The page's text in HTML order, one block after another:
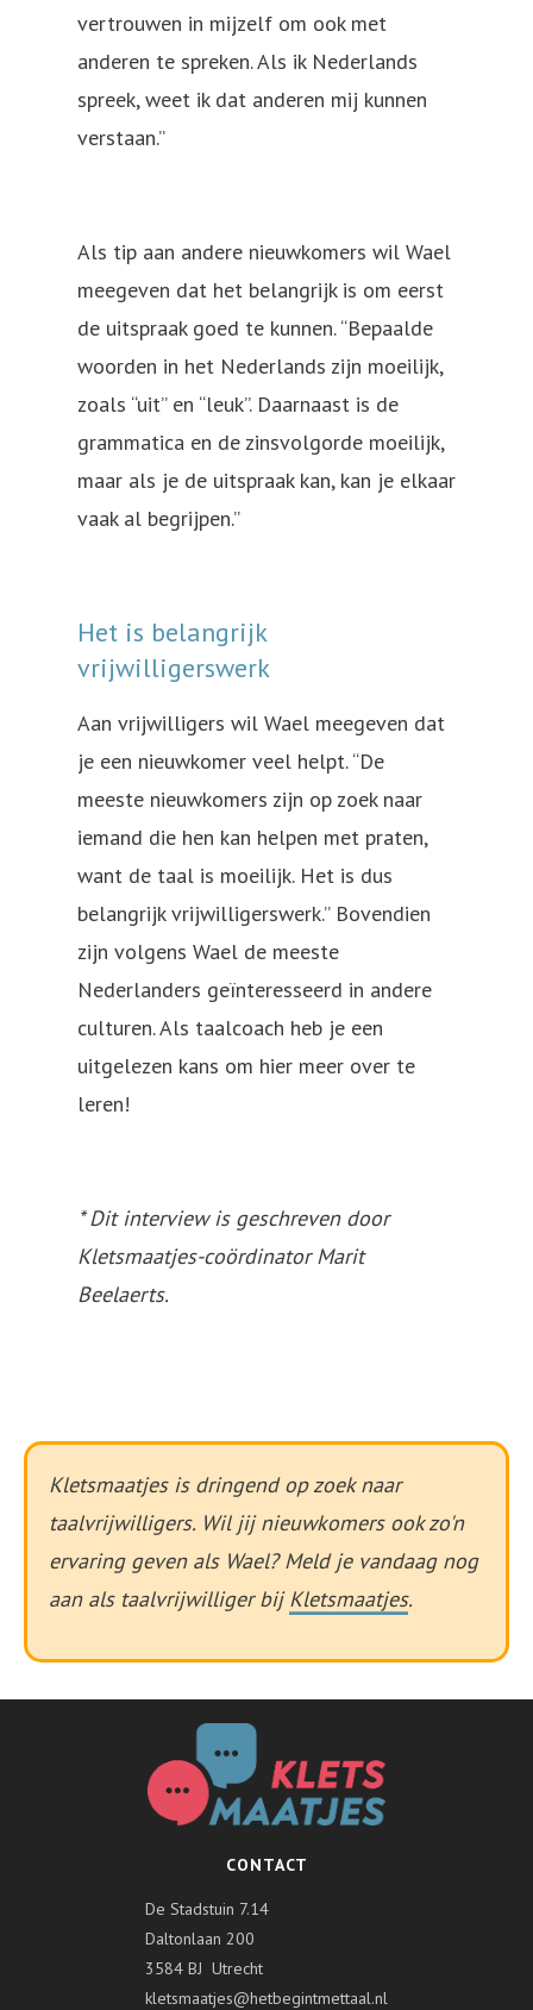
vertrouwen in mijzelf om ook met
anderen te spreken. Als ik Nederlands
spreek, weet ik dat anderen mij kunnen
verstaan.”
Als tip aan andere nieuwkomers wil Wael
meegeven dat het belangrijk is om eerst
de uitspraak goed te kunnen. “Bepaalde
woorden in het Nederlands zijn moeilijk,
zoals “uit” en “leuk”. Daarnaast is de
grammatica en de zinsvolgorde moeilijk,
maar als je de uitspraak kan, kan je elkaar
vaak al begrijpen.”
Het is belangrijk
vrijwilligerswerk
Aan vrijwilligers wil Wael meegeven dat
je een nieuwkomer veel helpt. “De
meeste nieuwkomers zijn op zoek naar
iemand die hen kan helpen met praten,
want de taal is moeilijk. Het is dus
belangrijk vrijwilligerswerk.” Bovendien
zijn volgens Wael de meeste
Nederlanders geïnteresseerd in andere
culturen. Als taalcoach heb je een
uitgelezen kans om hier meer over te
leren!
* Dit interview is geschreven door
Kletsmaatjes-coördinator Marit
Beelaerts.
Kletsmaatjes is dringend op zoek naar
taalvrijwilligers. Wil jij nieuwkomers ook zo'n
ervaring geven als Wael? Meld je vandaag nog
aan als taalvrijwilliger bijKletsmaatjes.
CONTACT
De Stadstuin 7.14
Daltonlaan 200
3584 BJ Utrecht
kletsmaatjes@hetbegintmettaal.nl